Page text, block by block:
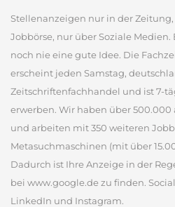
Stellenanzeigen nur in der
Jobbörse, nur über Soziale
noch nie eine gute Idee. Die
erscheint jeden Samstag,
Zeitschriftenfachhandel und ist 7-
erwerben. Wir haben über
und arbeiten mit 350 weiteren
Metasuchmaschinen (mit über
Dadurch ist Ihre Anzeige in der
bei www.google.de zu finden.
LinkedIn und Instagram.